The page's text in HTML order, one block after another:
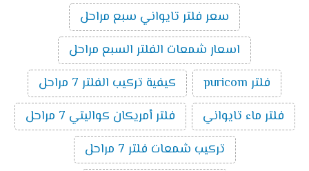
سعر فلتر تايواني سبع مراحل
اسعار شمعات الفلتر السبع مراحل
فلتر puricom
كيفية تركيب الفلتر 7 مراحل
فلتر ماء تايواني
فلتر أمريكان كواليتي 7 مراحل
تركيب شمعات فلتر 7 مراحل